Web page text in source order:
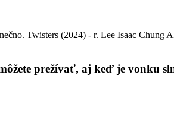
Twisters (2024) - r. Lee Isaac Chung
prežívať, aj keď je vonku